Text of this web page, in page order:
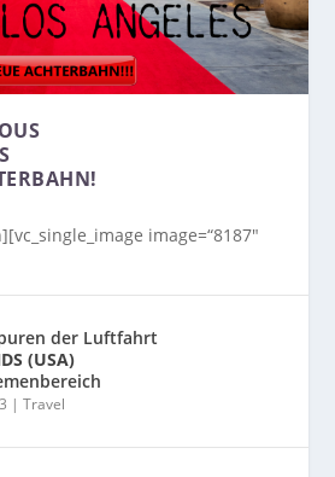
image=“8187″
der Luftfahrt
(USA)
|Travel